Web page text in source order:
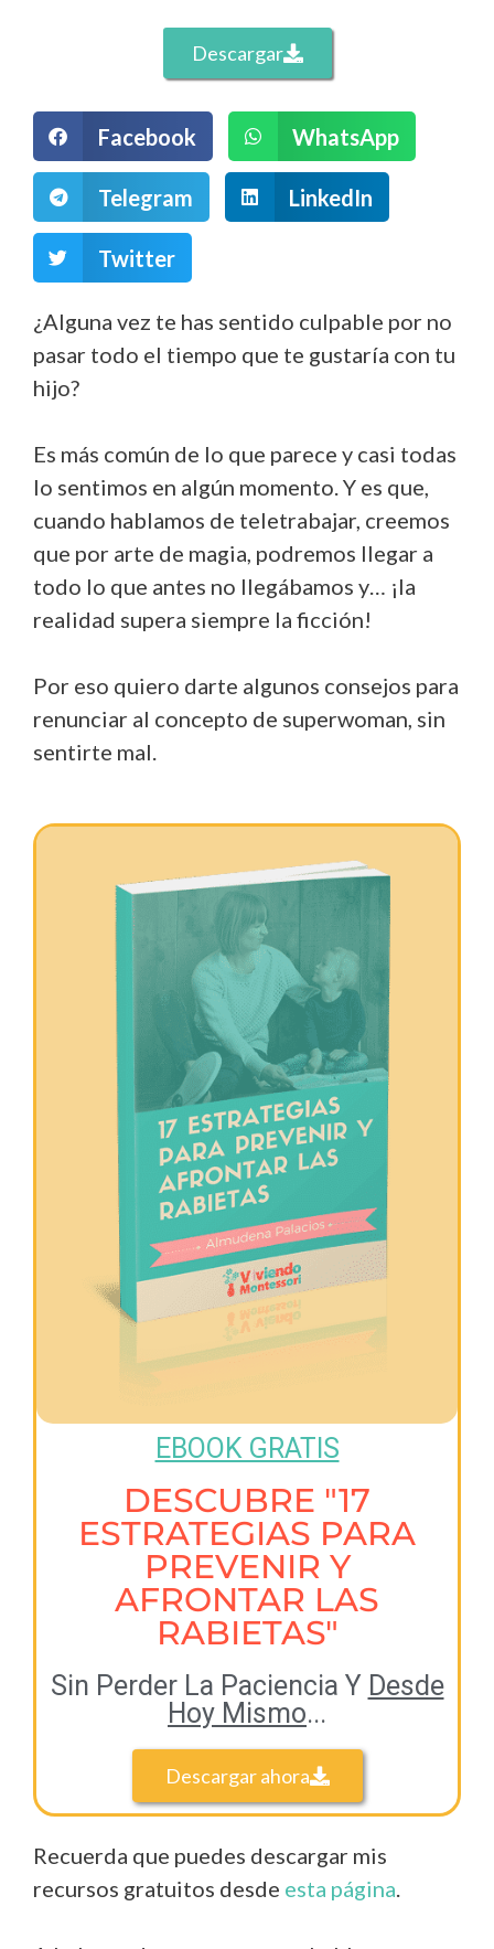
Descargar
Facebook WhatsApp
Telegram LinkedIn
Twitter
¿Alguna vez te has sentido culpable por no
pasar todo el tiempo que te gustaría con tu
hijo?
Es más común de lo que parece y casi todas
lo sentimos en algún momento. Y es que,
cuando hablamos de teletrabajar, creemos
que por arte de magia, podremos llegar a
todo lo que antes no llegábamos y… ¡la
realidad supera siempre la ficción!
Por eso quiero darte algunos consejos para
renunciar al concepto de superwoman, sin
sentirte mal.
EBOOK GRATIS
DESCUBRE "17
ESTRATEGIAS PARA
PREVENIR Y
AFRONTAR LAS
RABIETAS"
Sin Perder La Paciencia Y Desde
Hoy Mismo...
Descargar ahora
Recuerda que puedes descargar mis
recursos gratuitos desde esta página.